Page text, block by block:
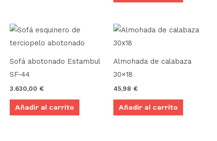
Sofá abotonado Estambul
SF-44
3.630,00 €
Añadir al carrito
Almohada de calabaza
30×18
45,98 €
Añadir al carrito